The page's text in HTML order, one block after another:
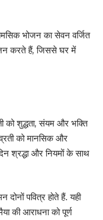
भोजन का सेवन वर्जित
करते हैं, जिससे घर में
को शुद्धता, संयम और भक्ति
को मानसिक और
श्रद्धा और नियमों के साथ
पवित्र होते हैं. यही
की आराधना को पूर्ण